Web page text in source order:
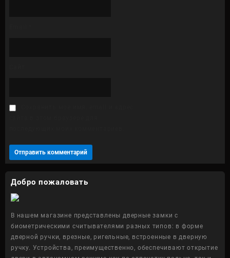
Добро пожаловать
В нашем магазине представлены дверные замки с
биометрическими считывателями разных типов: в форме
дверной ручки, врезные, ригельные, встроенные в дверную
ручку. Устройства, преимущественно, обеспечивают открытие